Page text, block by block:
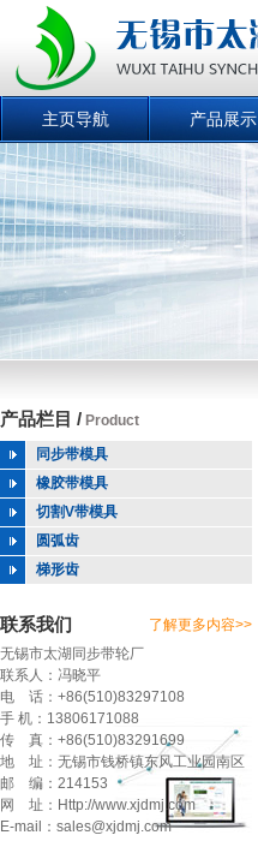
主页导航 产品展示
产品栏目 / Product
同步带模具
橡胶带模具
切割V带模具
圆弧齿
梯形齿
联系我们
了解更多内容>>
无锡市太湖同步带轮厂
联系人：冯晓平
电 话：+86(510)83297108
手 机：13806171088
传 真：+86(510)83291699
地 址：无锡市钱桥镇东风工业园南区
邮 编：214153
网 址：Http://www.xjdmj.com
E-mail：sales@xjdmj.com